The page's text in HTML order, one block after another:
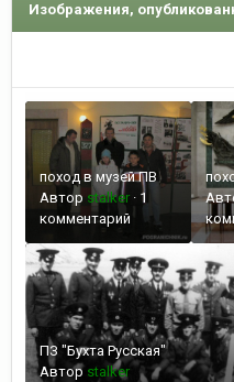
Изображения,
поход в музей ПВ
Автор stalker · 1
комментарий
ПЗ "Бухта Русская"
Автор stalker